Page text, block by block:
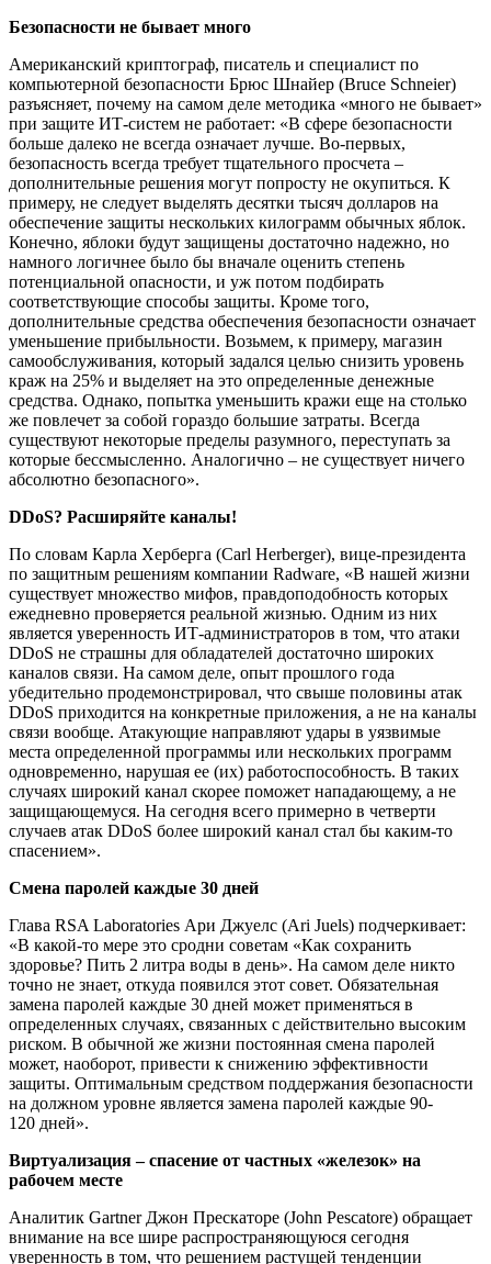
Безопасности не бывает много
Американский криптограф, писатель и специалист по
компьютерной безопасности Брюс Шнайер (Bruce Schneier)
разъясняет, почему на самом деле методика «много не бывает»
при защите ИТ-систем не работает: «В сфере безопасности
больше далеко не всегда означает лучше. Во-первых,
безопасность всегда требует тщательного просчета –
дополнительные решения могут попросту не окупиться. К
примеру, не следует выделять десятки тысяч долларов на
обеспечение защиты нескольких килограмм обычных яблок.
Конечно, яблоки будут защищены достаточно надежно, но
намного логичнее было бы вначале оценить степень
потенциальной опасности, и уж потом подбирать
соответствующие способы защиты. Кроме того,
дополнительные средства обеспечения безопасности означает
уменьшение прибыльности. Возьмем, к примеру, магазин
самообслуживания, который задался целью снизить уровень
краж на 25% и выделяет на это определенные денежные
средства. Однако, попытка уменьшить кражи еще на столько
же повлечет за собой гораздо большие затраты. Всегда
существуют некоторые пределы разумного, переступать за
которые бессмысленно. Аналогично – не существует ничего
абсолютно безопасного».
DDoS? Расширяйте каналы!
По словам Карла Херберга (Carl Herberger), вице-президента
по защитным решениям компании Radware, «В нашей жизни
существует множество мифов, правдоподобность которых
ежедневно проверяется реальной жизнью. Одним из них
является уверенность ИТ-администраторов в том, что атаки
DDoS не страшны для обладателей достаточно широких
каналов связи. На самом деле, опыт прошлого года
убедительно продемонстрировал, что свыше половины атак
DDoS приходится на конкретные приложения, а не на каналы
связи вообще. Атакующие направляют удары в уязвимые
места определенной программы или нескольких программ
одновременно, нарушая ее (их) работоспособность. В таких
случаях широкий канал скорее поможет нападающему, а не
защищающемуся. На сегодня всего примерно в четверти
случаев атак DDoS более широкий канал стал бы каким-то
спасением».
Смена паролей каждые 30 дней
Глава RSA Laboratories Ари Джуелс (Ari Juels) подчеркивает:
«В какой-то мере это сродни советам «Как сохранить
здоровье? Пить 2 литра воды в день». На самом деле никто
точно не знает, откуда появился этот совет. Обязательная
замена паролей каждые 30 дней может применяться в
определенных случаях, связанных с действительно высоким
риском. В обычной же жизни постоянная смена паролей
может, наоборот, привести к снижению эффективности
защиты. Оптимальным средством поддержания безопасности
на должном уровне является замена паролей каждые 90-
120 дней».
Виртуализация – спасение от частных «железок» на
рабочем месте
Аналитик Gartner Джон Прескаторе (John Pescatore) обращает
внимание на все шире распространяющуюся сегодня
уверенность в том, что решением растущей тенденции